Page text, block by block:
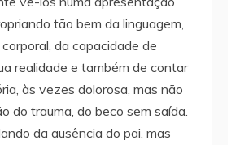
tão bem da linguagem,
da capacidade de
realidade e também de contar
às vezes dolorosa, mas não
do trauma, do beco sem saída.
da ausência do pai, mas